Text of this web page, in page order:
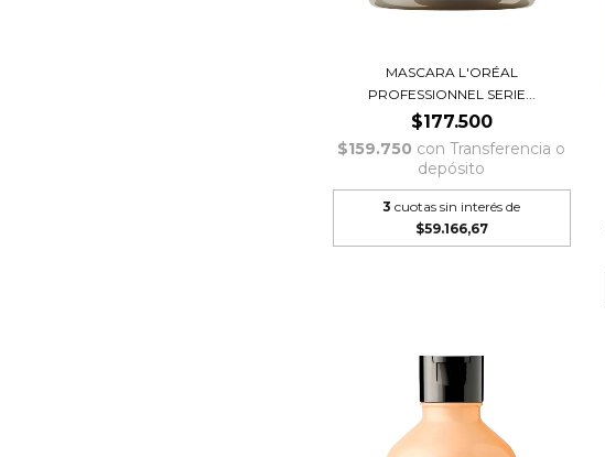
MASCARA L'ORÉAL
PROFESSIONNEL SERIE...
$177.500
$159.750 con Transferencia o
depósito
3 cuotas sin interés de
$59.166,67